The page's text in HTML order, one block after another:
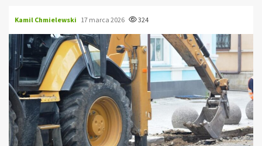
Kamil Chmielewski 17 marca 2026 324